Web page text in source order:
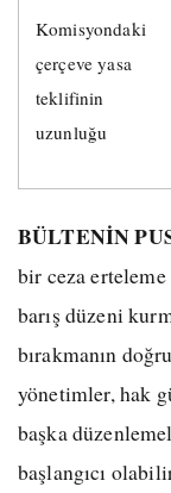
Komisyondaki
çerçeve yasa
teklifinin
uzunluğu
BÜLTENİN
bir ceza
barış düzeni
bırakmanın
yönetimler, hak
başka
başlangıcı